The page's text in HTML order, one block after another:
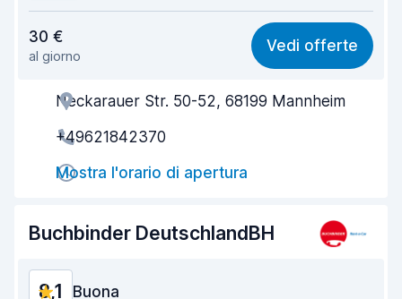
8,4
Facile da trovare 8,2
Gentilezza degli agenti
Rapidità del ritiro
Rapidità della riconsegna
30 €
al giorno
Vedi offerte
Neckarauer Str. 50-52, 68199 Mannheim
+49621842370
Mostra l'orario di apertura
Buchbinder DeutschlandBH
8,1 Buona